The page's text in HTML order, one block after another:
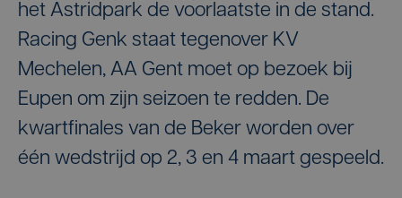
het Astridpark de voorlaatste in de stand.
Racing Genk staat tegenover KV
Mechelen, AA Gent moet op bezoek bij
Eupen om zijn seizoen te redden. De
kwartfinales van de Beker worden over
één wedstrijd op 2, 3 en 4 maart gespeeld.